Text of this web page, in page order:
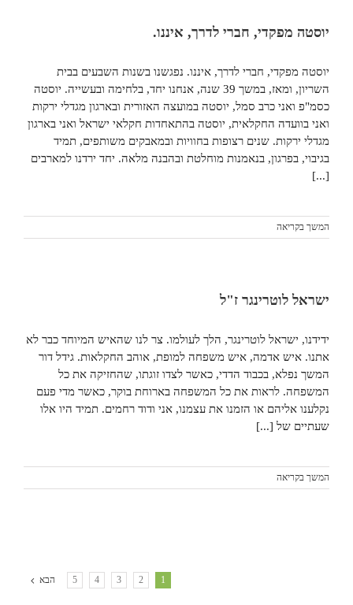
יוסטה מפקדי, חברי לדרך, איננו.
יוסטה מפקדי, חברי לדרך, איננו. נפגשנו בשנות השבעים בבית
השריון, ומאז, במשך 39 שנה, אנחנו יחד, בלחימה ובעשייה. יוסטה
כסמ"פ ואני כרב סמל, יוסטה במועצה האזורית ובארגון מגדלי ירקות
ואני בוועדה החקלאית, יוסטה בהתאחדות חקלאי ישראל ואני בארגון
מגדלי ירקות. שנים רצופות בחוויות ובמאבקים משותפים, תמיד
בגיבוי, בפרגון, בנאמנות מוחלטת ובהבנה מלאה. יחד ירדנו למארבים
[...]
המשך בקריאה
ישראל לוטרינגר ז"ל
ידידנו, ישראל לוטרינגר, הלך לעולמו. צר לנו שהאיש המיוחד כבר לא
אתנו. איש אדמה, איש משפחה למופת, אוהב החקלאות. גידל דור
המשך נפלא, בכבוד הדדי, כאשר לצדו זוגתו, שהחזיקה את כל
המשפחה. לראות את כל המשפחה בארוחת בוקר, כאשר מדי פעם
נקלענו אליהם או הזמנו את עצמנו, אני ודוד רחמים. תמיד היו אלו
שעתיים של [...]
המשך בקריאה
1
2
3
4
5 הבא